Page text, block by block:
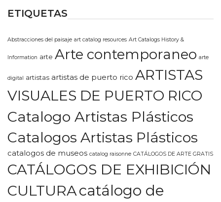
ETIQUETAS
Abstracciones del paisaje art catalog resources Art Catalogs History &
Information arte Arte contemporaneo arte
digital artistas artistas de puerto rico ARTISTAS
VISUALES DE PUERTO RICO
Catalogo Artistas Plásticos
Catalogos Artistas Plásticos
catalogos de museos catalog raisonne CATÁLOGOS DE ARTE GRATIS
CATÁLOGOS DE EXHIBICIÓN
CULTURAcatálogo de